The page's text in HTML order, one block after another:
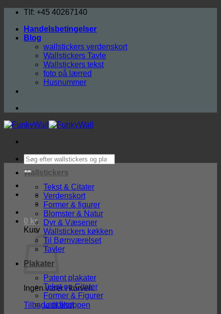
Fortsæt
indhold
Tlf: +45 40267140
Handelsbetingelser
Blog
wallstickers verdenskort
Wallstickers Tavle
Wallstickers tekst
foto på lærred
Husnummer
Søg
efter:
0 kr.
Kurv
Ingen varer i kurven.
Tilbage til shoppen
Wallstickers
Tekst & Citater
Verdenskort
Former & figurer
Blomster & Natur
Dyr & Væsener
Wallstickers køkken
Til Børnværelset
Tavler
Plakater
Patent plakater
Tekst og Citater
Former & Figurer
Landkort